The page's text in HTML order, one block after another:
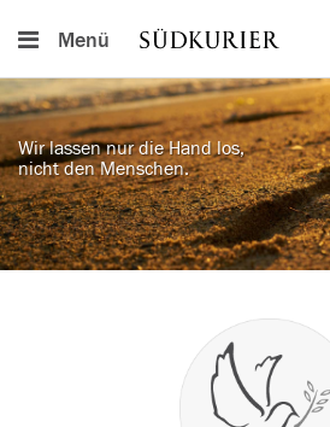
Menü
Wir lassen nur die Hand los,
nicht den Menschen.